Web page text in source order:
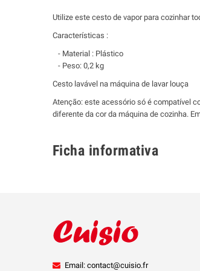
Utilize este cesto de vapor para cozinhar
Características :
- Material : Plástico
- Peso: 0,2 kg
Cesto lavável na máquina de lavar louça
Atenção: este acessório só é compatível
diferente da cor da máquina de cozinha.
Ficha informativa
Email: contact@cuisio.fr